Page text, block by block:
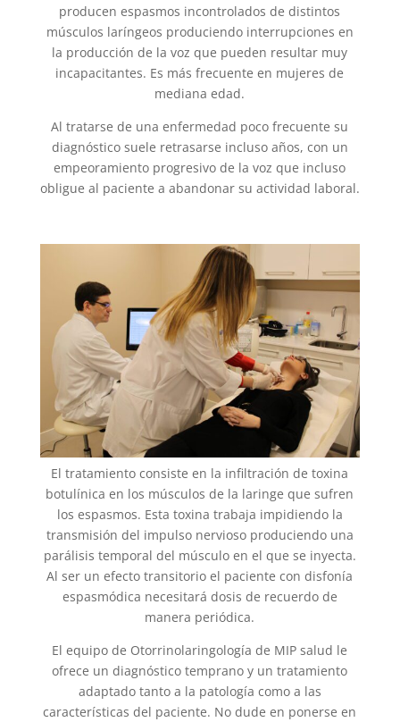
producen espasmos incontrolados de distintos
músculos laríngeos produciendo interrupciones en
la producción de la voz que pueden resultar muy
incapacitantes. Es más frecuente en mujeres de
mediana edad.
Al tratarse de una enfermedad poco frecuente su
diagnóstico suele retrasarse incluso años, con un
empeoramiento progresivo de la voz que incluso
obligue al paciente a abandonar su actividad laboral.
El tratamiento consiste en la infiltración de toxina
botulínica en los músculos de la laringe que sufren
los espasmos. Esta toxina trabaja impidiendo la
transmisión del impulso nervioso produciendo una
parálisis temporal del músculo en el que se inyecta.
Al ser un efecto transitorio el paciente con disfonía
espasmódica necesitará dosis de recuerdo de
manera periódica.
El equipo de Otorrinolaringología de MIP salud le
ofrece un diagnóstico temprano y un tratamiento
adaptado tanto a la patología como a las
características del paciente. No dude en ponerse en